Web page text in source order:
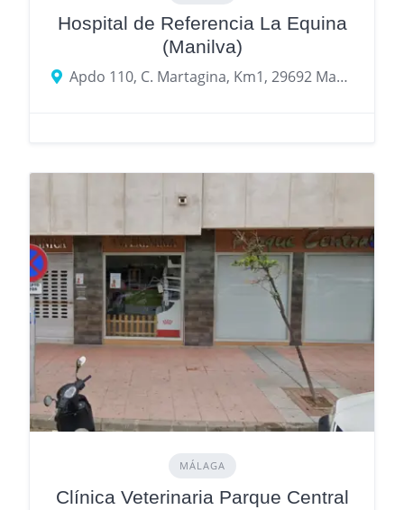
Hospital de Referencia La Equina
(Manilva)
Apdo 110, C. Martagina, Km1, 29692 Manilva, Málaga
MÁLAGA
Clínica Veterinaria Parque Central